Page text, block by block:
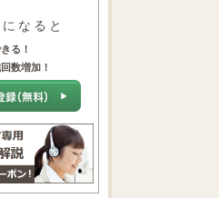
になると
る！
数増加！